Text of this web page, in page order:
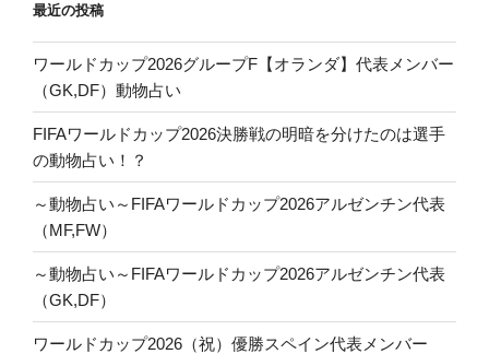
最近の投稿
ワールドカップ2026グループF【オランダ】代表メンバー
（GK,DF）動物占い
FIFAワールドカップ2026決勝戦の明暗を分けたのは選手
の動物占い！？
～動物占い～FIFAワールドカップ2026アルゼンチン代表
（MF,FW）
～動物占い～FIFAワールドカップ2026アルゼンチン代表
（GK,DF）
ワールドカップ2026（祝）優勝スペイン代表メンバー